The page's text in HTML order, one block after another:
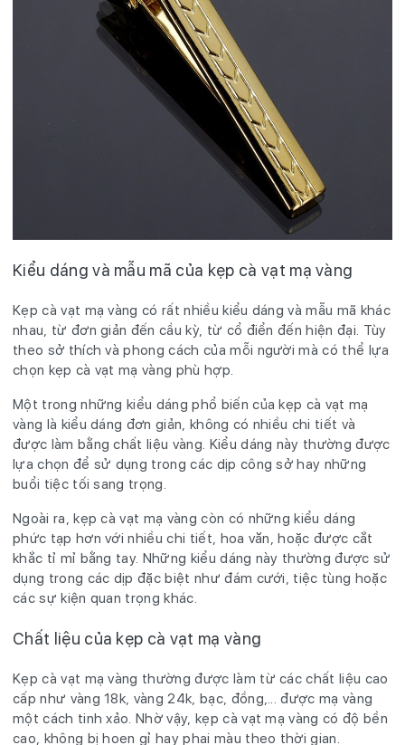
Kiểu dáng và mẫu mã của kẹp cà vạt mạ vàng
Kẹp cà vạt mạ vàng có rất nhiều kiểu dáng và mẫu mã khác
nhau, từ đơn giản đến cầu kỳ, từ cổ điển đến hiện đại. Tùy
theo sở thích và phong cách của mỗi người mà có thể lựa
chọn kẹp cà vạt mạ vàng phù hợp.
Một trong những kiểu dáng phổ biến của kẹp cà vạt mạ
vàng là kiểu dáng đơn giản, không có nhiều chi tiết và
được làm bằng chất liệu vàng. Kiểu dáng này thường được
lựa chọn để sử dụng trong các dịp công sở hay những
buổi tiệc tối sang trọng.
Ngoài ra, kẹp cà vạt mạ vàng còn có những kiểu dáng
phức tạp hơn với nhiều chi tiết, hoa văn, hoặc được cắt
khắc tỉ mỉ bằng tay. Những kiểu dáng này thường được sử
dụng trong các dịp đặc biệt như đám cưới, tiệc tùng hoặc
các sự kiện quan trọng khác.
Chất liệu của kẹp cà vạt mạ vàng
Kẹp cà vạt mạ vàng thường được làm từ các chất liệu cao
cấp như vàng 18k, vàng 24k, bạc, đồng,... được mạ vàng
một cách tinh xảo. Nhờ vậy, kẹp cà vạt mạ vàng có độ bền
cao, không bị hoen gỉ hay phai màu theo thời gian.